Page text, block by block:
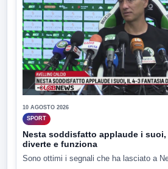
10 AGOSTO 2026
SPORT
Nesta soddisfatto applaude i
diverte e funziona
Sono ottimi i segnali che ha lasciato a